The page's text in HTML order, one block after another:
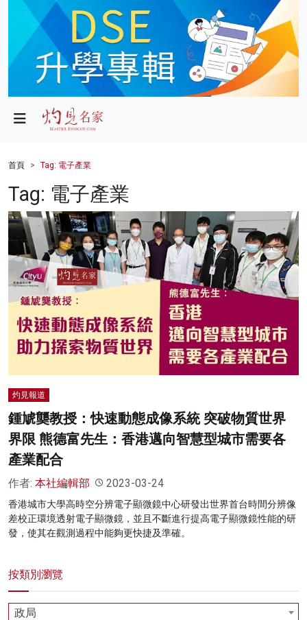
政局
財經
健康
商業
科技
影片
名家榜
灼見活動
首頁 Tag: 電子產業
Tag: 電子產業
灼見報道
鍾虓龑教授：快速動態成像系統 突破物質世界
界限 熊德富先生：香港邁向智慧型城市需要各
產業配合
作者: 本社編輯部 2023-03-24
香港城市大學高時空分辨電子顯微鏡中心研發出世界首台時間分辨像
差校正環境透射電子顯微鏡，並且不斷進行提高電子顯微鏡性能的研
發，使其在觀測過程中能夠更快捷及準確。
按類別瀏覽
政局